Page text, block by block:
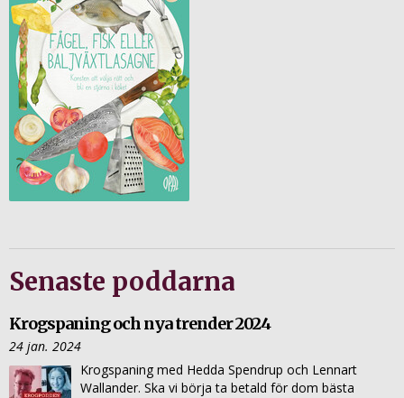
Senaste poddarna
Krogspaning och nya trender 2024
24 jan. 2024
Krogspaning med Hedda Spendrup och Lennart
Wallander. Ska vi börja ta betald för dom bästa